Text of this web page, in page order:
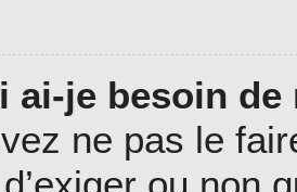
ai-je besoin
ne pas le